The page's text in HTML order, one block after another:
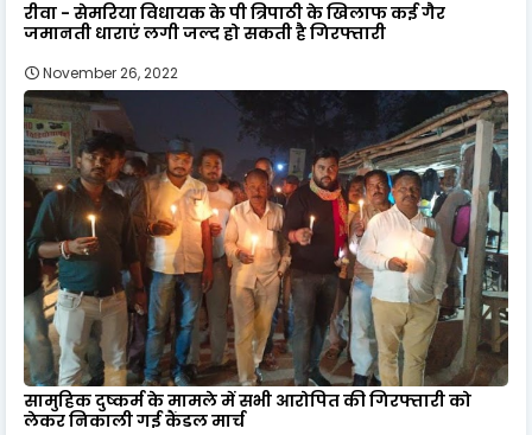
रीवा - सेमरिया विधायक के पी त्रिपाठी के खिलाफ कई गैर
जमानती धाराएं लगी जल्द हो सकती है गिरफ्तारी
November 26, 2022
सामुहिक दुष्कर्म के मामले में सभी आरोपित की गिरफ्तारी को
लेकर निकाली गई कैंडल मार्च